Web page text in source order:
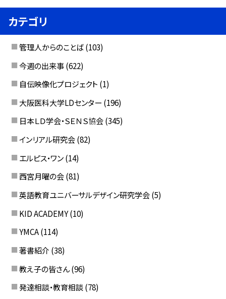
カテゴリ
管理人からのことば (103)
今週の出来事 (622)
自伝映像化プロジェクト (1)
大阪医科大学LDセンター (196)
日本ＬＤ学会・ＳＥＮＳ協会 (345)
インリアル研究会 (82)
エルピス・ワン (14)
西宮月曜の会 (81)
英語教育ユニバーサルデザイン研究学会 (5)
KID ACADEMY (10)
YMCA (114)
著書紹介 (38)
教え子の皆さん (96)
発達相談・教育相談 (78)